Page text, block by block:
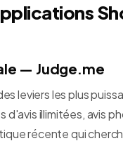
— Judge.me
leviers les plus
d'avis illimitées, avis
récente qui